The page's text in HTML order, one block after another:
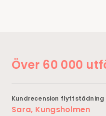
Över 60 000
Kundrecension flyttstädning
Sara, Kungsholmen